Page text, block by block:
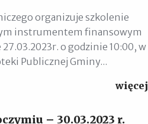
organizuje szkolenie
instrumentem finansowym
o godzinie 10:00, w
Publicznej Gminy...
więcej
– 30.03.2023 r.